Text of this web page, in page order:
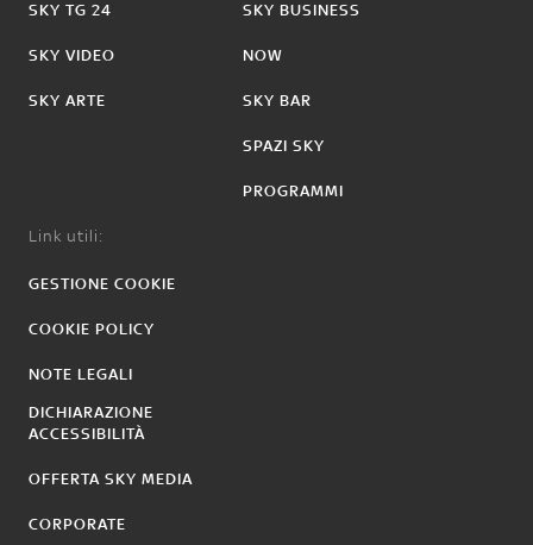
SKY TG 24
SKY VIDEO
SKY ARTE
SKY BUSINESS
NOW
SKY BAR
SPAZI SKY
PROGRAMMI
Link utili:
GESTIONE COOKIE
COOKIE POLICY
NOTE LEGALI
DICHIARAZIONE
ACCESSIBILITÀ
OFFERTA SKY MEDIA
CORPORATE